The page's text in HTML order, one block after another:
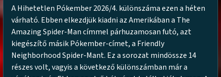
A Hihetetlen Pókember 2026/4. különszáma ezen a héten
várható. Ebben elkezdjük kiadni az Amerikában a The
Amazing Spider-Man címmel párhuzamosan futó, azt
kiegészítő másik Pókember-címet, a Friendly
Neighborhood Spider-Mant. Ez a sorozat mindössze 14
részes volt, vagyis a következő különszámban már a